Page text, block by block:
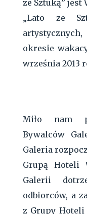
ze Sztuką” jest
„Lato ze
okresie
września 2013
Miło nam
Bywalców
Galeria
Grupą Hoteli
Galerii
odbiorców, a
z Grupy Hoteli